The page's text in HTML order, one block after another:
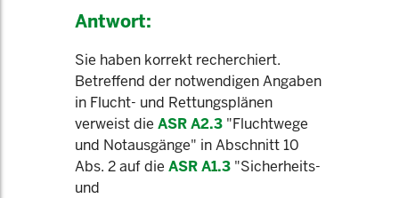
Antwort:
Sie haben korrekt recherchiert.
Betreffend der notwendigen Angaben
in Flucht- und Rettungsplänen
verweist die ASR A2.3 "Fluchtwege
und Notausgänge" in Abschnitt 10
Abs. 2 auf die ASR A1.3 "Sicherheits-
und